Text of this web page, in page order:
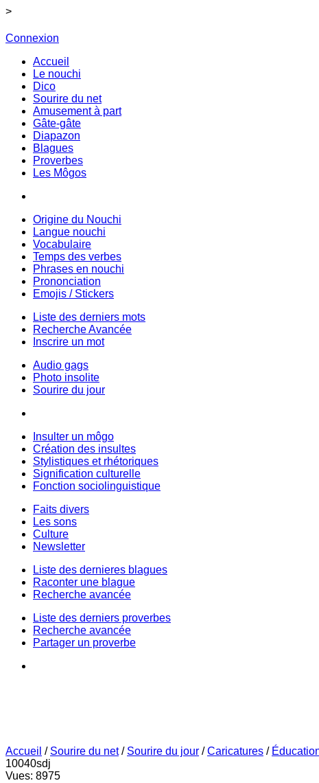
>
Connexion
Accueil
Le nouchi
Dico
Sourire du net
Amusement à part
Gâte-gâte
Diapazon
Blagues
Proverbes
Les Môgos
Origine du Nouchi
Langue nouchi
Vocabulaire
Temps des verbes
Phrases en nouchi
Prononciation
Emojis / Stickers
Liste des derniers mots
Recherche Avancée
Inscrire un mot
Audio gags
Photo insolite
Sourire du jour
Insulter un môgo
Création des insultes
Stylistiques et rhétoriques
Signification culturelle
Fonction sociolinguistique
Faits divers
Les sons
Culture
Newsletter
Liste des dernieres blagues
Raconter une blague
Recherche avancée
Liste des derniers proverbes
Recherche avancée
Partager un proverbe
Accueil / Sourire du net / Sourire du jour /Caricatures /
10040sdj
Vues: 8975